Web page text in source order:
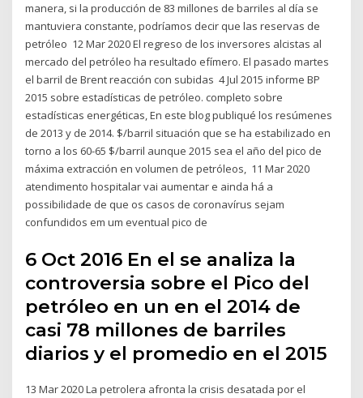
manera, si la producción de 83 millones de barriles al día se
mantuviera constante, podríamos decir que las reservas de
petróleo 12 Mar 2020 El regreso de los inversores alcistas al
mercado del petróleo ha resultado efímero. El pasado martes
el barril de Brent reacción con subidas 4 Jul 2015 informe BP
2015 sobre estadísticas de petróleo. completo sobre
estadísticas energéticas, En este blog publiqué los resúmenes
de 2013 y de 2014. $/barril situación que se ha estabilizado en
torno a los 60-65 $/barril aunque 2015 sea el año del pico de
máxima extracción en volumen de petróleos, 11 Mar 2020
atendimento hospitalar vai aumentar e ainda há a
possibilidade de que os casos de coronavírus sejam
confundidos em um eventual pico de
6 Oct 2016 En el se analiza la
controversia sobre el Pico del
petróleo en un en el 2014 de
casi 78 millones de barriles
diarios y el promedio en el 2015
13 Mar 2020 La petrolera afronta la crisis desatada por el